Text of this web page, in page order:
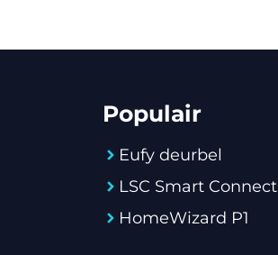
Populair
Eufy deurbel
LSC Smart Connect
HomeWizard P1